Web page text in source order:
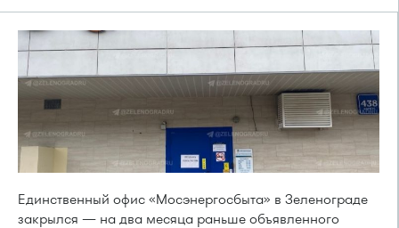
Единственный офис «Мосэнергосбыта» в Зеленограде
закрылся — на два месяца раньше объявленного